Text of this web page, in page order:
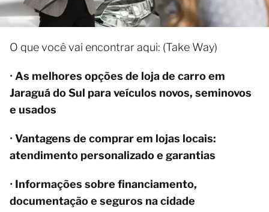
O que você vai encontrar aqui: (Take Way)
• As melhores opções de loja de carro em
Jaraguá do Sul para veículos novos, seminovos
e usados
•Vantagens de comprar em lojas locais:
atendimento personalizado e garantias
• Informações sobre financiamento,
documentação e seguros na cidade